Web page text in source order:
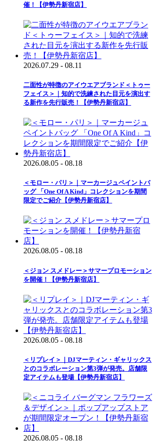
催！【伊勢丹新宿店】
2026.07.29 - 08.11
二面性が特徴のアイウエアブランド＜トゥー
フェイス＞｜知的で洗練された目元を演出す
る新作を先行販売！【伊勢丹新宿店】
2026.08.05 - 08.18
＜モロー・パリ＞｜マーカージュペイントバ
ッグ 「One Of A Kind」コレクションを期間
限定でご紹介【伊勢丹新宿店】
2026.08.05 - 08.18
＜ジョン スメドレー＞サマープロモーション
を開催！【伊勢丹新宿店】
2026.08.05 - 08.18
＜リプレイ＞｜DJマーティン・ギャリックス
とのコラボレーション第3弾が発売。店舗限
定アイテムも登場【伊勢丹新宿店】
2026.08.05 - 08.18